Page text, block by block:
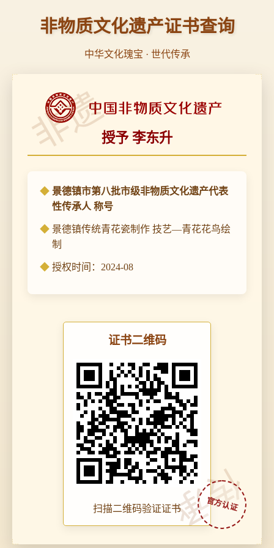
非物质文化遗产证书查询
中华文化瑰宝 · 世代传承
非遗
传承
授予 李东升
景德镇市第八批市级非物质文化遗产代表
性传承人 称号
景德镇传统青花瓷制作 技艺—青花花鸟绘
制
授权时间：2024-08
证书二维码
扫描二维码验证证书